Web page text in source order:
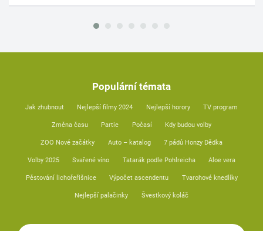
Populární témata
Jak zhubnout Nejlepší filmy 2024 Nejlepší horory TV program
Změna času Partie Počasí Kdy budou volby
ZOO Nové začátky Auto – katalog 7 pádů Honzy Dědka
Volby 2025 Svařené víno Tatarák podle Pohlreicha Aloe vera
Pěstování lichořeřišnice Výpočet ascendentu Tvarohové knedlíky
Nejlepší palačinky Švestkový koláč